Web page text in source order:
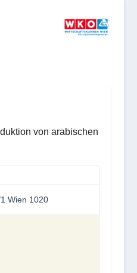
von arabischen
Wien 1020